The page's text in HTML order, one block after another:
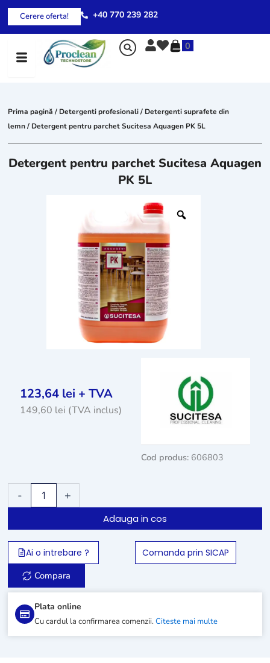
Skip
content
Cerere oferta! +40 770 239 282
0
Prima pagină / Detergenti profesionali/ Detergenti suprafete din
lemn/ Detergent pentru parchet Sucitesa Aquagen PK 5L
Plata online
Cu cardul la confirmarea comenzii.Citeste mai multe
Detergent pentru parchet Sucitesa Aquagen
PK 5L
123,64 lei + TVA
149,60 lei (TVA inclus)
Cod produs: 606803
-
Detergent
Aquagen
PK
+
Adauga in cos
Ai o intrebare ?
Comanda prin SICAP
Compara